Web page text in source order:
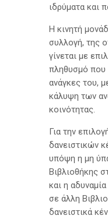
ιδρύματα και
Η κινητή
συλλογή, της
γίνεται με
πληθυσμό που
ανάγκες του,
κάλυψη των
κοινότητας.
Για την
δανειστικών
υπόψη η μη
Βιβλιοθήκης
και η
σε άλλη
δανειστικά